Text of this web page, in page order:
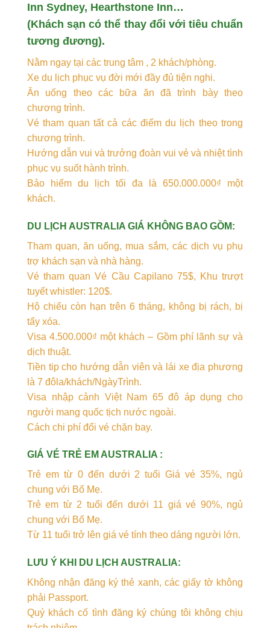
Inn Sydney, Hearthstone Inn…
(Khách sạn có thể thay đổi với tiêu chuẩn
tương đương).
Nằm ngay tại các trung tâm , 2 khách/phòng.
Xe du lịch phục vụ đời mới đầy đủ tiện nghi.
Ăn uống theo các bữa ăn đã trình bày theo
chương trình.
Vé tham quan tất cả các điểm du lịch theo trong
chương trình.
Hướng dẫn vui và trưởng đoàn vui vẻ và nhiệt tình
phục vụ suốt hành trình.
Bảo hiểm du lịch tối đa là 650.000.000₫ một
khách.
DU LỊCH AUSTRALIA GIÁ KHÔNG BAO GỒM:
Tham quan, ăn uống, mua sắm, các dịch vụ phụ
trợ khách sạn và nhà hàng.
Vé tham quan Vé Cầu Capilano 75$, Khu trượt
tuyết whistler: 120$.
Hộ chiếu còn hạn trên 6 tháng, không bị rách, bị
tẩy xóa.
Visa 4.500.000₫ một khách – Gồm phí lãnh sự và
dịch thuật.
Tiền tip cho hướng dẫn viên và lái xe địa phương
là 7 đôla/khách/NgàyTrình.
Visa nhập cảnh Việt Nam 65 đô áp dụng cho
người mang quốc tịch nước ngoài.
Cách chi phí đổi vé chặn bay.
GIÁ VÉ TRẺ EM AUSTRALIA :
Trẻ em từ 0 đến dưới 2 tuổi Giá vé 35%, ngủ
chung với Bố Mẹ.
Trẻ em từ 2 tuổi đến dưới 11 giá vé 90%, ngủ
chung với Bố Mẹ.
Từ 11 tuổi trở lên giá vé tính theo dáng người lớn.
LƯU Ý KHI DU LỊCH AUSTRALIA:
Không nhận đăng ký thẻ xanh, các giấy tờ không
phải Passport.
Quý khách cố tình đăng ký chúng tôi không chịu